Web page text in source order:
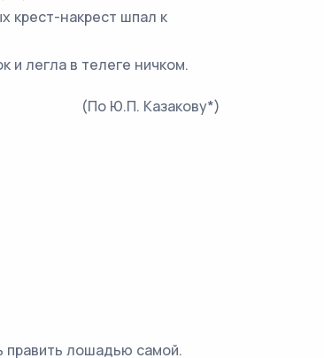
крест-накрест шпал к
легла в телеге ничком.
(По Ю.П. Казакову*)
править лошадью самой.